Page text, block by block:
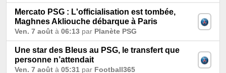
Mercato PSG : L'officialisation est tombée,
Maghnes Akliouche débarque à Paris
Ven. 7 août à 06:13 par Planète PSG
Une star des Bleus au PSG, le transfert que
personne n’attendait
Ven. 7 août à 05:31 par Football365